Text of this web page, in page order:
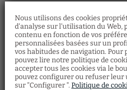
Nous utilisons des cookies
d'analyse sur l'utilisation du Web,
contenu en fonction de vos
personnalisées basées sur un
vos habitudes de navigation.
pouvez lire notre politique de
accepter tous les cookies via le
pouvez configurer ou refuser
sur "Configurer ". Politique de